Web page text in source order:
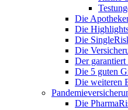
Die
Die
Die
Die
Der
Die 5 guten
Die weiteren
Die